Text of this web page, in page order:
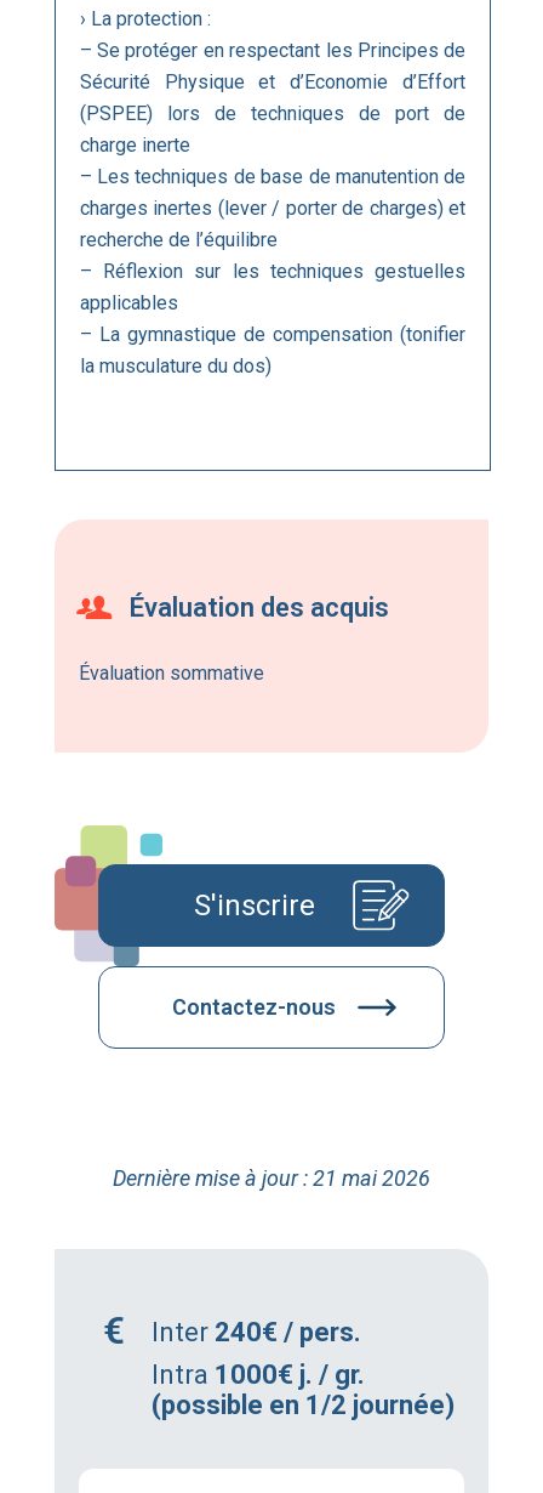
› La protection :
– Se protéger en respectant les Principes de
Sécurité Physique et d’Economie d’Effort
(PSPEE) lors de techniques de port de
charge inerte
– Les techniques de base de manutention de
charges inertes (lever / porter de charges) et
recherche de l’équilibre
– Réflexion sur les techniques gestuelles
applicables
– La gymnastique de compensation (tonifier
la musculature du dos)
Évaluation des acquis
Évaluation sommative
S'inscrire
Contactez-nous
Dernière mise à jour : 21 mai 2026
Inter 240€ / pers.
Intra 1000€ j. / gr.
(possible en 1/2 journée)